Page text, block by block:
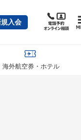
入会
海外航空券・ホテル